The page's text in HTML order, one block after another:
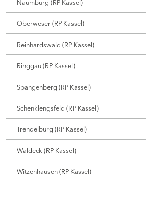
Oberweser (RP Kassel)
Reinhardswald (RP Kassel)
Ringgau (RP Kassel)
Spangenberg (RP Kassel)
Schenklengsfeld (RP Kassel)
Trendelburg (RP Kassel)
Waldeck (RP Kassel)
Witzenhausen (RP Kassel)